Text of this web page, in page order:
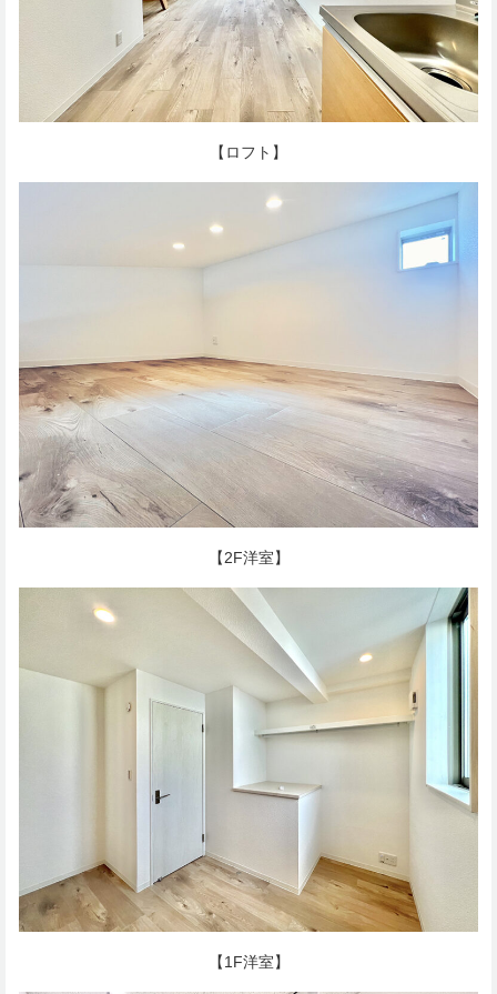
【ロフト】
【2F洋室】
【1F洋室】